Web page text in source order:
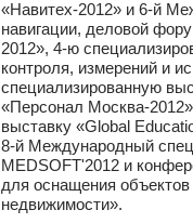
«Навитех-2012» и 6-й
навигации, деловой
2012», 4-ю
контроля, измерений и
специализированную
«Персонал Москва-
выставку «Global
8-й Международный
MEDSOFT'2012 и
для оснащения
недвижимости».